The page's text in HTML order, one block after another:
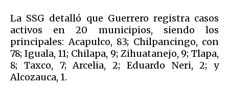
La SSG detalló que Guerrero registra casos
activos en 20 municipios, siendo los
principales: Acapulco, 83; Chilpancingo, con
78; Iguala, 11; Chilapa, 9; Zihuatanejo, 9; Tlapa,
8; Taxco, 7; Arcelia, 2; Eduardo Neri, 2; y
Alcozauca, 1.